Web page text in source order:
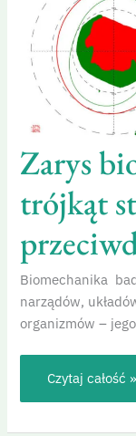
Zarys
trójkąt
Biomechanika
narządów,
organizmów –
trójkąt
statyki,
przyczyny
awarii
Czytaj całość »